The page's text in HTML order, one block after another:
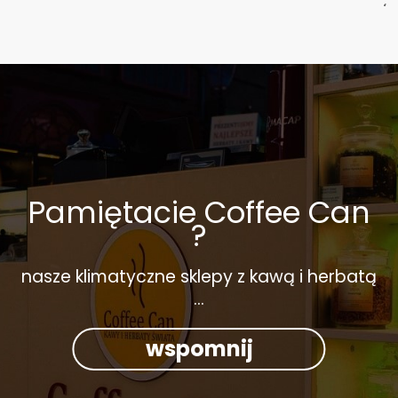
Pamiętacie Coffee Can
?
nasze klimatyczne sklepy z kawą i herbatą
...
wspomnij